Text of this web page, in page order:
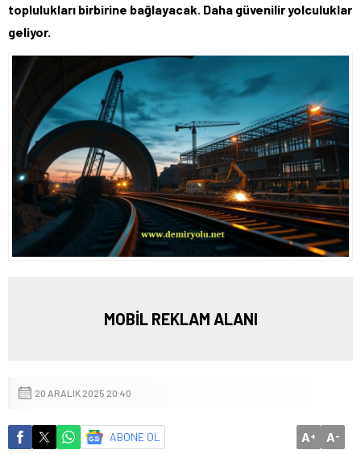
toplulukları birbirine bağlayacak. Daha güvenilir yolculuklar
geliyor.
MOBİL REKLAM ALANI
20 ARALIK 2025 20:40
ABONE OL A+ A-